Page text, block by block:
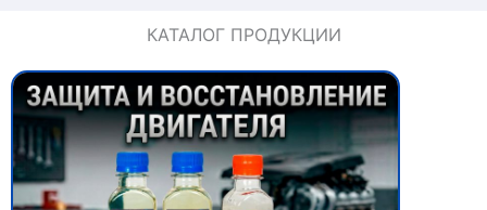
КАТАЛОГ ПРОДУКЦИИ